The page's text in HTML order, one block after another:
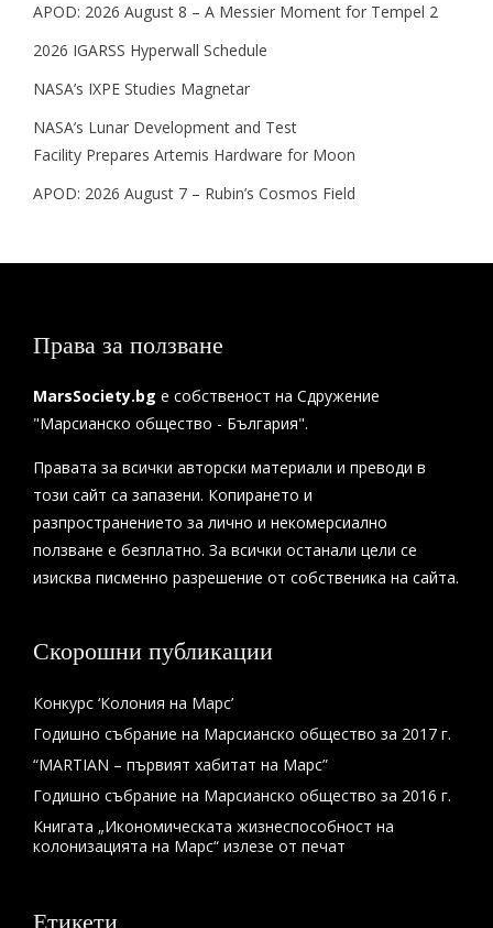
APOD: 2026 August 8 – A Messier Moment for Tempel 2
2026 IGARSS Hyperwall Schedule
NASA’s IXPE Studies Magnetar
NASA’s Lunar Development and Test
Facility Prepares Artemis Hardware for Moon
APOD: 2026 August 7 – Rubin’s Cosmos Field
Права за ползване
MarsSociety.bg е собственост на Сдружение
"Марсианско общество - България".
Правата за всички авторски материали и преводи в
този сайт са запазени. Копирането и
разпространението за лично и некомерсиално
ползване е безплатно. За всички останали цели се
изисква писменно разрешение от собственика на сайта.
Скорошни публикации
Конкурс ‘Колония на Марс’
Годишно събрание на Марсианско общество за 2017 г.
“MARTIAN – първият хабитат на Марс”
Годишно събрание на Марсианско общество за 2016 г.
Книгата „Икономическата жизнеспособност на
колонизацията на Марс“ излезе от печат
Етикети